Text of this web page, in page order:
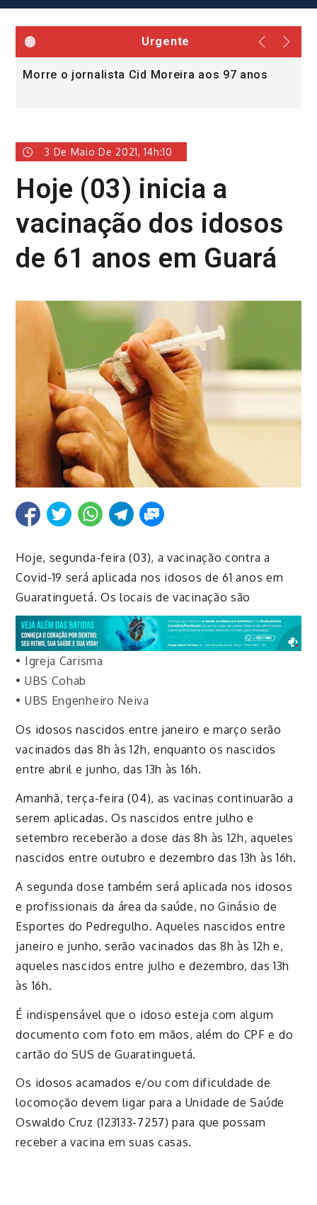
Urgente
Morre o jornalista Cid Moreira aos 97 anos
3 De Maio De 2021, 14h:10
Hoje (03) inicia a
vacinação dos idosos
de 61 anos em Guará
Hoje, segunda-feira (03), a vacinação contra a
Covid-19 será aplicada nos idosos de 61 anos em
Guaratinguetá. Os locais de vacinação são
• Igreja Carisma
• UBS Cohab
• UBS Engenheiro Neiva
Os idosos nascidos entre janeiro e março serão
vacinados das 8h às 12h, enquanto os nascidos
entre abril e junho, das 13h às 16h.
Amanhã, terça-feira (04), as vacinas continuarão a
serem aplicadas. Os nascidos entre julho e
setembro receberão a dose das 8h às 12h, aqueles
nascidos entre outubro e dezembro das 13h às 16h.
A segunda dose também será aplicada nos idosos
e profissionais da área da saúde, no Ginásio de
Esportes do Pedregulho. Aqueles nascidos entre
janeiro e junho, serão vacinados das 8h às 12h e,
aqueles nascidos entre julho e dezembro, das 13h
às 16h.
É indispensável que o idoso esteja com algum
documento com foto em mãos, além do CPF e do
cartão do SUS de Guaratinguetá.
Os idosos acamados e/ou com dificuldade de
locomoção devem ligar para a Unidade de Saúde
Oswaldo Cruz (123133-7257) para que possam
receber a vacina em suas casas.